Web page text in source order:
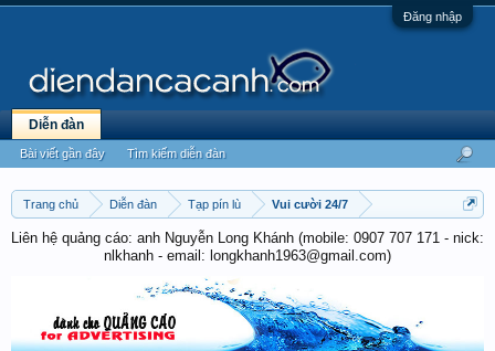
Đăng nhập
Trang chủ Diễn đàn Tạp pín lù Vui cười 24/7
Liên hệ quảng cáo: anh Nguyễn Long Khánh (mobile: 0907 707 171 - nick:
nlkhanh - email: longkhanh1963@gmail.com)
Diễn đàn
Bài viết gần đây Tìm kiếm diễn đàn